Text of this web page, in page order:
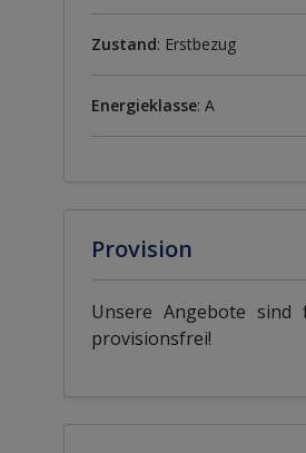
Zustand: Erstbezug
Energieklasse: A
Provision
Unsere Angebote sind
provisionsfrei!